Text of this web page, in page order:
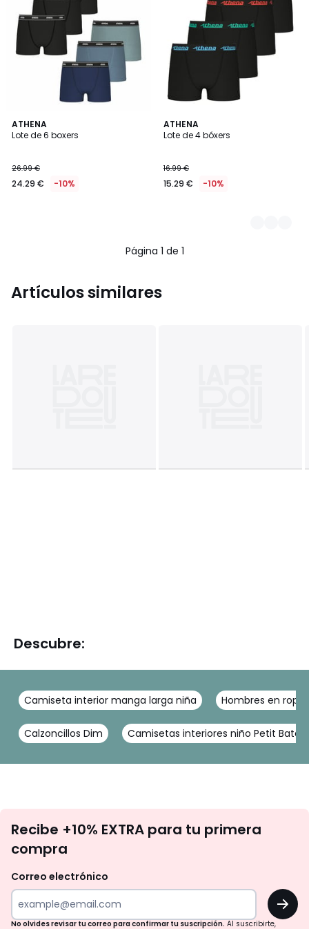
ATHENA
Lote de 6 boxers
26.99 €
24.29 € -10%
ATHENA
Lote de 4 bóxers
16.99 €
15.29 € -10%
2
Colores
Página 1 de 1
Artículos similares
Descubre:
Camiseta interior manga larga niña Hombres en ropa
Calzoncillos Dim Camisetas interiores niño Petit
te
tu
Recibe +10% EXTRA para tu primera
compra
Correo electrónico
OK
No olvides revisar tu correo para confirmar tu suscripción. Al suscribirte,